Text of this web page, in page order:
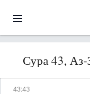
Сура 43,
43:43